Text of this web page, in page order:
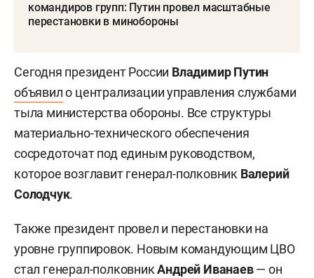
командиров групп: Путин провел масштабные
перестановки в минобороны
Сегодня президент России Владимир Путин
объявило централизации управления службами
тыла министерства обороны. Все структуры
материально-технического обеспечения
сосредоточат под единым руководством,
которое возглавит генерал-полковник Валерий
Солодчук.
Также президент провел и перестановки на
уровне группировок. Новым командующим ЦВО
стал генерал-полковникАндрей Иванаев— он